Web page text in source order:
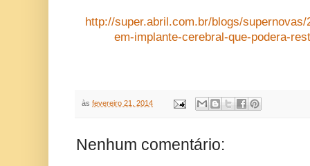
http://super.abril.com.br/blogs/
em-implante-cerebral-que-podera-
às fevereiro 21, 2014
Nenhum comentário: